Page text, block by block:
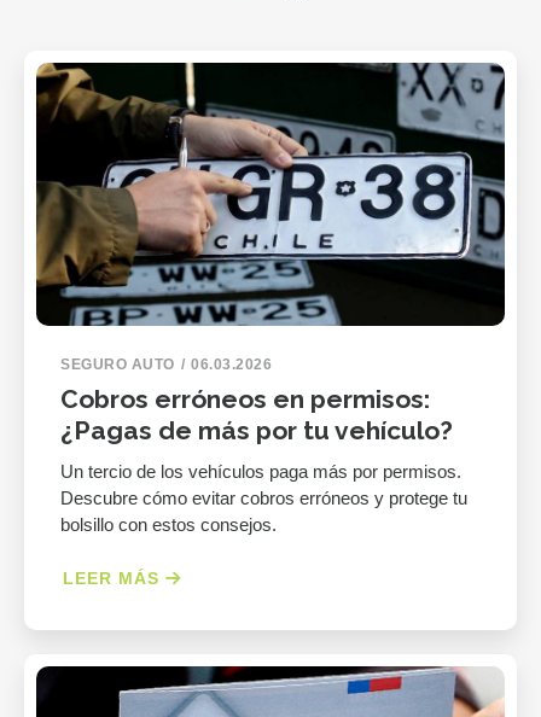
SEGURO AUTO 06.03.2026
Cobros erróneos en permisos:
¿Pagas de más por tu vehículo?
Un tercio de los vehículos paga más por permisos.
Descubre cómo evitar cobros erróneos y protege tu
bolsillo con estos consejos.
LEER MÁS